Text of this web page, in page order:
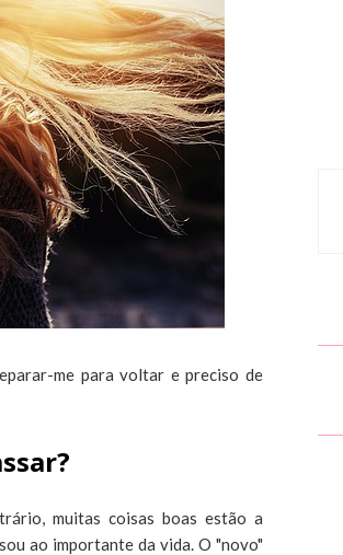
me para voltar e preciso de
muitas coisas boas estão a
ao importante da vida. O "novo"